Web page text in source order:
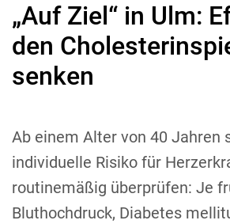
„Auf Ziel“ in Ulm:
den
senken
Ab einem Alter von 40 Jahren
individuelle Risiko für
routinemäßig überprüfen: Je
Bluthochdruck, Diabetes